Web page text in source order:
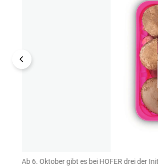
Ab 6. Oktober gibt es bei HOFER drei der